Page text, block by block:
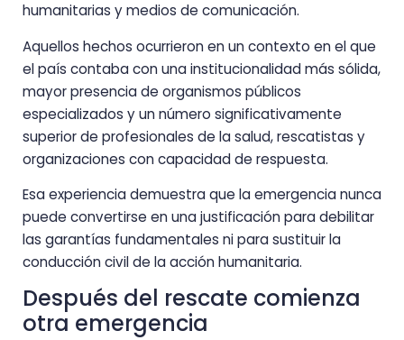
humanitarias y medios de comunicación.
Aquellos hechos ocurrieron en un contexto en el que
el país contaba con una institucionalidad más sólida,
mayor presencia de organismos públicos
especializados y un número significativamente
superior de profesionales de la salud, rescatistas y
organizaciones con capacidad de respuesta.
Esa experiencia demuestra que la emergencia nunca
puede convertirse en una justificación para debilitar
las garantías fundamentales ni para sustituir la
conducción civil de la acción humanitaria.
Después del rescate comienza
otra emergencia